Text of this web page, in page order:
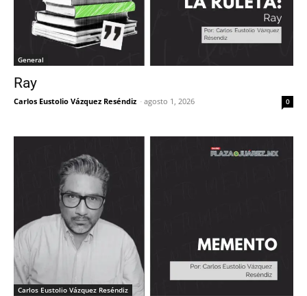
General
Ray
Carlos Eustolio Vázquez Reséndiz - agosto 1, 2026 0
Carlos Eustolio Vázquez Reséndiz